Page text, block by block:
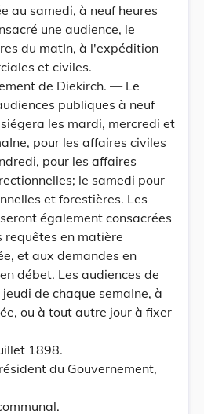
au samedi, à neuf heures
une audience, le
du matIn, à l'expédition
et civiles.
de Diekirch. — Le
publiques à neuf
les mardi, mercredi et
pour les affaires civiles
pour les affaires
le samedi pour
et forestières. Les
également consacrées
en matière
et aux demandes en
débet. Les audiences de
de chaque semaIne, à
ou à tout autre jour à fixer
1898.
du Gouvernement,